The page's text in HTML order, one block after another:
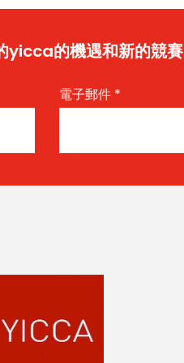
yicca的機遇和新的競賽
電子郵件 *